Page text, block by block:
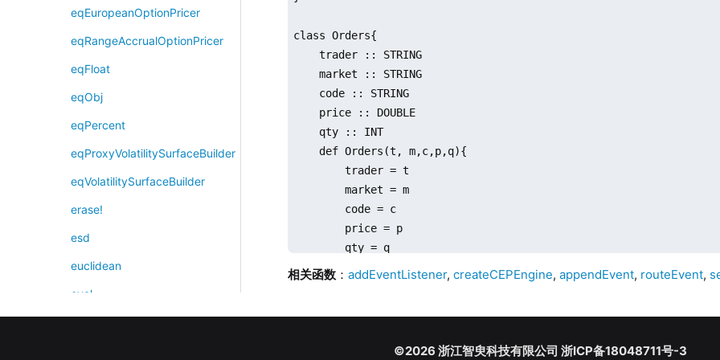
eqEuropeanOptionPricer
eqRangeAccrualOptionPricer
eqFloat
eqObj
eqPercent
eqProxyVolatilitySurfaceBuilder
eqVolatilitySurfaceBuilder
erase!
esd
euclidean
eval
class Orders{
    trader :: STRING
    market :: STRING
    code :: STRING
    price :: DOUBLE
    qty :: INT
    def Orders(t, m,c,p,q){
        trader = t
        market = m
        code = c
        price = p
        qty = q
    }
    trader :: STRING
相关函数 ：addEventListener,createCEPEngine,appendEvent, routeEvent,
©2026 浙江智臾科技有限公司 浙ICP备18048711号-3